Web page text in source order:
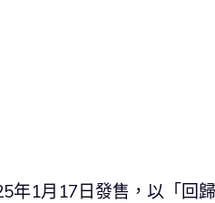
年1月17日發售，以「回